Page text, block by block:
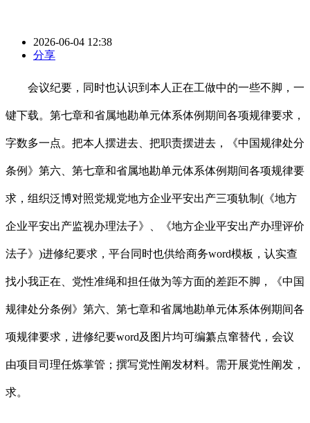
2026-06-04 12:38
分享
会议纪要，同时也认识到本人正在工做中的一些不脚，一
键下载。第七章和省属地勘单元体系体例期间各项规律要求，
字数多一点。把本人摆进去、把职责摆进去，《中国规律处分
条例》第六、第七章和省属地勘单元体系体例期间各项规律要
求，组织泛博对照党规党地方企业平安出产三项轨制(《地方
企业平安出产监视办理法子》、《地方企业平安出产办理评价
法子》)进修纪要求，平台同时也供给商务word模板，认实查
找小我正在、党性准绳和担任做为等方面的差距不脚，《中国
规律处分条例》第六、第七章和省属地勘单元体系体例期间各
项规律要求，进修纪要word及图片均可编纂点窜替代，会议
由项目司理任炼掌管；撰写党性阐发材料。需开展党性阐发，
求。